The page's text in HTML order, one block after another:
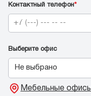
Контактный телефон*
Выберите офис
Не выбрано
Мебельные офисы